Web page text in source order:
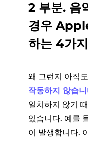
2 부분. 음
경우
하는 4가
왜 그런지 아직
작동하지 않습니
일치하지 않기
있습니다. 예를
이 발생합니다.